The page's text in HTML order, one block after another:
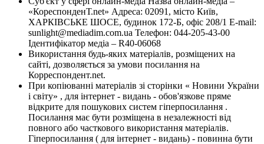
«КореспонденТ.net» Адреса: 02091, місто Київ,
ХАРКІВСЬКЕ ШОСЕ, будинок 172-Б, офіс 208/1 E-mail:
sunlight@mediadim.com.ua Телефон: 044-205-43-00
Ідентифікатор медіа – R40-06068
Використання будь-яких матеріалів, розміщених на
сайті, дозволяється за умови посилання на
Корреспондент.net.
При копіюванні матеріалів зі сторінки « Новини України
і світу» , для інтернет - видань - обов'язкове пряме
відкрите для пошукових систем гіперпосилання .
Посилання має бути розміщена в незалежності від
повного або часткового використання матеріалів.
Гіперпосилання ( для інтернет - видань) - повинна бути